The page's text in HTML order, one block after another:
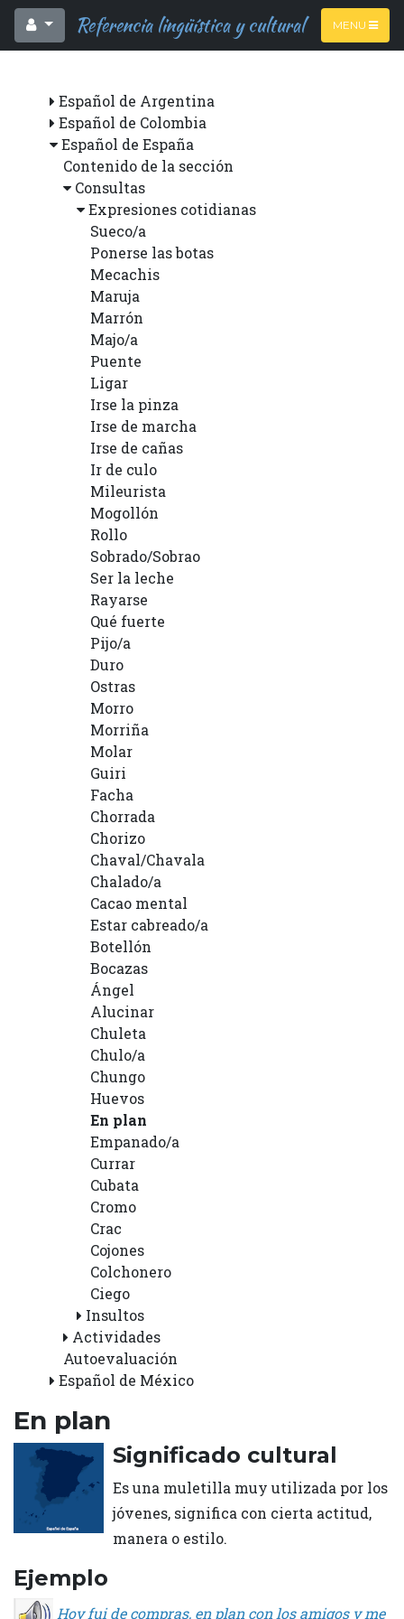
Referencia lingüística y cultural MENU
Español de Argentina
Español de Colombia
Español de España
Contenido de la sección
Consultas
Expresiones cotidianas
Sueco/a
Ponerse las botas
Mecachis
Maruja
Marrón
Majo/a
Puente
Ligar
Irse la pinza
Irse de marcha
Irse de cañas
Ir de culo
Mileurista
Mogollón
Rollo
Sobrado/Sobrao
Ser la leche
Rayarse
Qué fuerte
Pijo/a
Duro
Ostras
Morro
Morriña
Molar
Guiri
Facha
Chorrada
Chorizo
Chaval/Chavala
Chalado/a
Cacao mental
Estar cabreado/a
Botellón
Bocazas
Ángel
Alucinar
Chuleta
Chulo/a
Chungo
Huevos
En plan
Empanado/a
Currar
Cubata
Cromo
Crac
Cojones
Colchonero
Ciego
Insultos
Actividades
Autoevaluación
Español de México
En plan
Significado cultural
Es una muletilla muy utilizada por los
jóvenes, significa con cierta actitud,
manera o estilo.
Ejemplo
Hoy fui de compras, en plan con los amigos y me